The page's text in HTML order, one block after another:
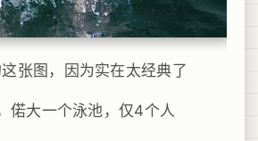
张图，因为实在太经典了
偌大一个泳池，仅4个人